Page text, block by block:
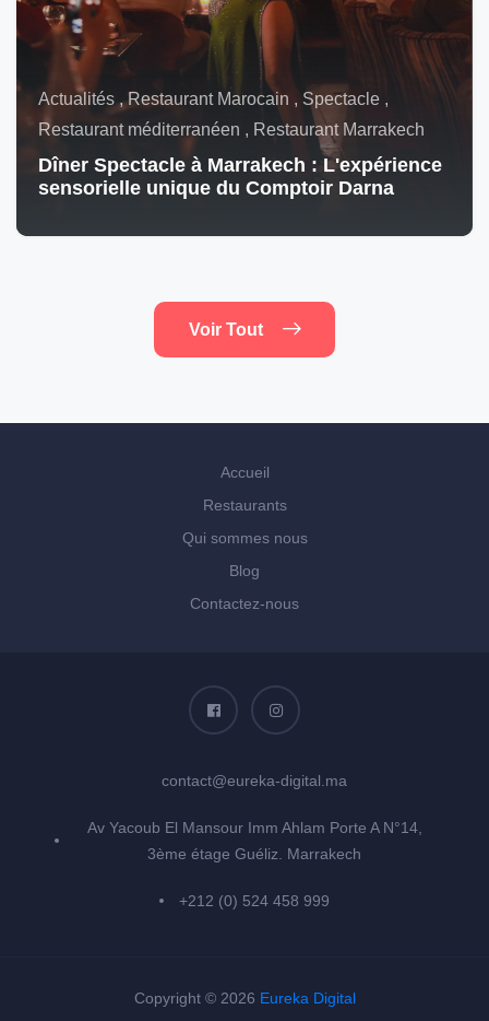
Actualités , Restaurant Marocain , Spectacle ,
Restaurant méditerranéen , Restaurant Marrakech
Dîner Spectacle à Marrakech : L'expérience
sensorielle unique du Comptoir Darna
Voir Tout
Accueil
Restaurants
Qui sommes nous
Blog
Contactez-nous
contact@eureka-digital.ma
Av Yacoub El Mansour Imm Ahlam Porte A N°14,
3ème étage Guéliz. Marrakech
+212 (0) 524 458 999
Copyright © 2026 Eureka Digital